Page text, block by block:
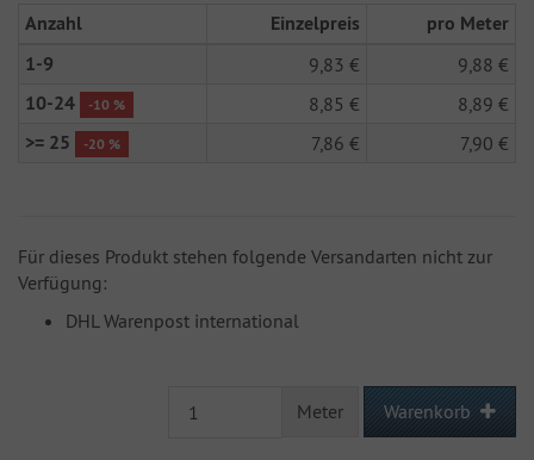
Anzahl Einzelpreis
pro Meter
1-9
9,83 € 9,88 €
10-24 -10 % 8,85 € 8,89 €
>= 25 -20 % 7,86 € 7,90 €
Für dieses Produkt stehen folgende Versandarten nicht zur
Verfügung:
DHL Warenpost international
Meter Warenkorb